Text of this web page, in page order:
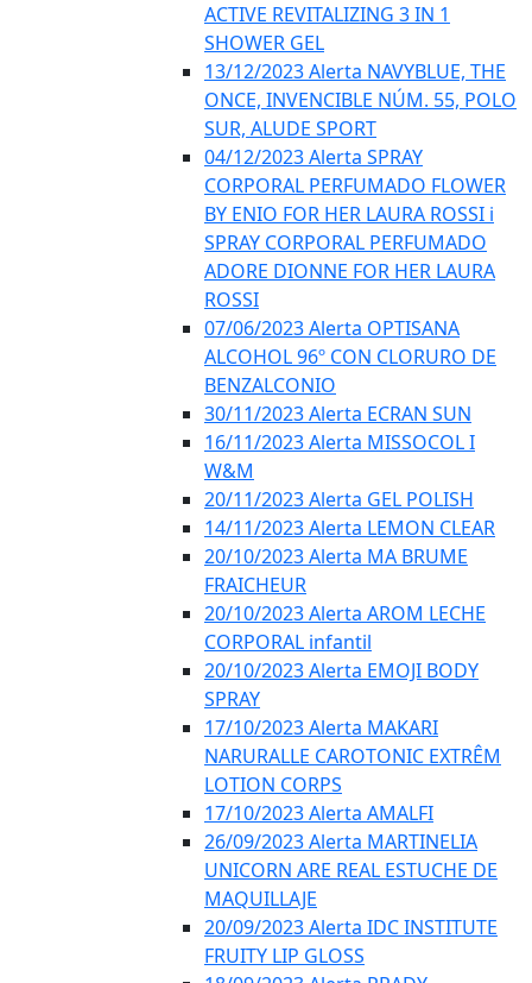
ACTIVE REVITALIZING 3 IN 1
SHOWER GEL
13/12/2023 Alerta NAVYBLUE, THE
ONCE, INVENCIBLE NÚM. 55, POLO
SUR, ALUDE SPORT
04/12/2023 Alerta SPRAY
CORPORAL PERFUMADO FLOWER
BY ENIO FOR HER LAURA ROSSI i
SPRAY CORPORAL PERFUMADO
ADORE DIONNE FOR HER LAURA
ROSSI
07/06/2023 Alerta OPTISANA
ALCOHOL 96º CON CLORURO DE
BENZALCONIO
30/11/2023 Alerta ECRAN SUN
16/11/2023 Alerta MISSOCOL I
W&M
20/11/2023 Alerta GEL POLISH
14/11/2023 Alerta LEMON CLEAR
20/10/2023 Alerta MA BRUME
FRAICHEUR
20/10/2023 Alerta AROM LECHE
CORPORAL infantil
20/10/2023 Alerta EMOJI BODY
SPRAY
17/10/2023 Alerta MAKARI
NARURALLE CAROTONIC EXTRÊM
LOTION CORPS
17/10/2023 Alerta AMALFI
26/09/2023 Alerta MARTINELIA
UNICORN ARE REAL ESTUCHE DE
MAQUILLAJE
20/09/2023 Alerta IDC INSTITUTE
FRUITY LIP GLOSS